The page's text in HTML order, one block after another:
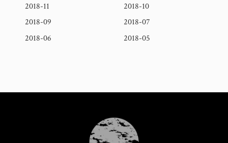
2018-11
2018-10
2018-09
2018-07
2018-06
2018-05